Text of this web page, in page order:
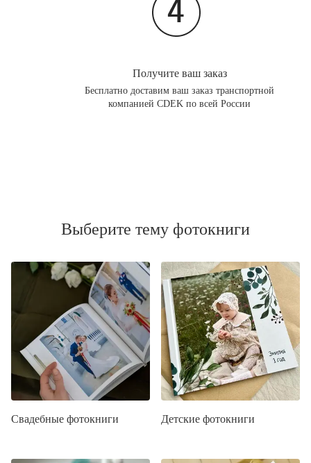
Получите ваш заказ
Бесплатно доставим ваш заказ транспортной
компанией CDEK по всей России
Выберите тему фотокниги
Свадебные фотокниги Детские фотокниги